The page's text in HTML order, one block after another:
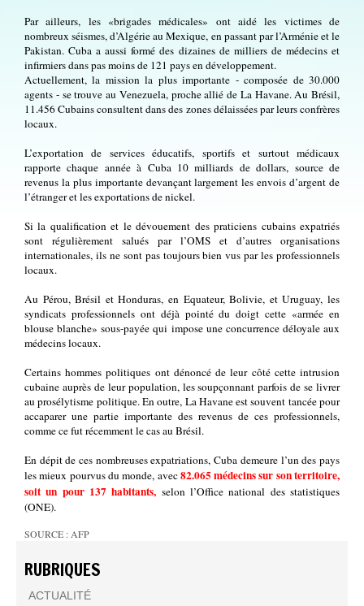
Par ailleurs, les «brigades médicales» ont aidé les victimes de
nombreux séismes, d’Algérie au Mexique, en passant par l’Arménie et le
Pakistan. Cuba a aussi formé des dizaines de milliers de médecins et
infirmiers dans pas moins de 121 pays en développement.
Actuellement, la mission la plus importante - composée de 30.000
agents - se trouve au Venezuela, proche allié de La Havane. Au Brésil,
11.456 Cubains consultent dans des zones délaissées par leurs confrères
locaux.
L’exportation de services éducatifs, sportifs et surtout médicaux
rapporte chaque année à Cuba 10 milliards de dollars, source de
revenus la plus importante devançant largement les envois d’argent de
l’étranger et les exportations de nickel.
Si la qualification et le dévouement des praticiens cubains expatriés
sont régulièrement salués par l’OMS et d’autres organisations
internationales, ils ne sont pas toujours bien vus par les professionnels
locaux.
Au Pérou, Brésil et Honduras, en Equateur, Bolivie, et Uruguay, les
syndicats professionnels ont déjà pointé du doigt cette «armée en
blouse blanche» sous-payée qui impose une concurrence déloyale aux
médecins locaux.
Certains hommes politiques ont dénoncé de leur côté cette intrusion
cubaine auprès de leur population, les soupçonnant parfois de se livrer
au prosélytisme politique. En outre, La Havane est souvent tancée pour
accaparer une partie importante des revenus de ces professionnels,
comme ce fut récemment le cas au Brésil.
En dépit de ces nombreuses expatriations, Cuba demeure l’un des pays
les mieux pourvus du monde, avec82.065 médecins sur son territoire,
soit un pour 137 habitants, selon l’Office national des statistiques
(ONE).
SOURCE : AFP
RUBRIQUES
ACTUALITÉ